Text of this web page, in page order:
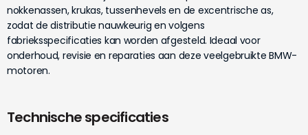
nokkenassen, krukas, tussenhevels en de excentrische as,
zodat de distributie nauwkeurig en volgens
fabrieksspecificaties kan worden afgesteld. Ideaal voor
onderhoud, revisie en reparaties aan deze veelgebruikte BMW-
motoren.
Technische specificaties